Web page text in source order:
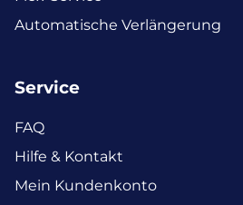
Automatische Verlängerung
Service
FAQ
Hilfe & Kontakt
Mein Kundenkonto